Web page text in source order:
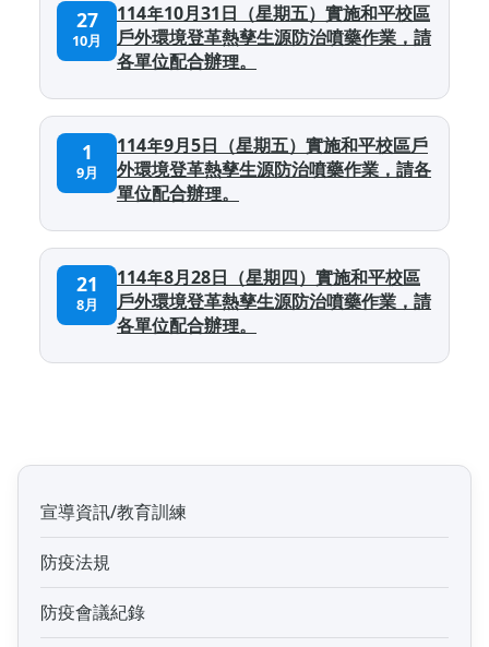
宣導資訊/教育訓練
防疫法規
防疫會議紀錄
27
10月
114年10月31日（星期五）實施和平校區
戶外環境登革熱孳生源防治噴藥作業，請
各單位配合辦理。
1
9月
114年9月5日（星期五）實施和平校區戶
外環境登革熱孳生源防治噴藥作業，請各
單位配合辦理。
21
8月
114年8月28日（星期四）實施和平校區
戶外環境登革熱孳生源防治噴藥作業，請
各單位配合辦理。